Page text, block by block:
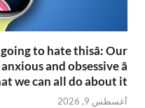
to hate thisâ: Our
and obsessive â
we can all do about it
أغسطس 9, 2026